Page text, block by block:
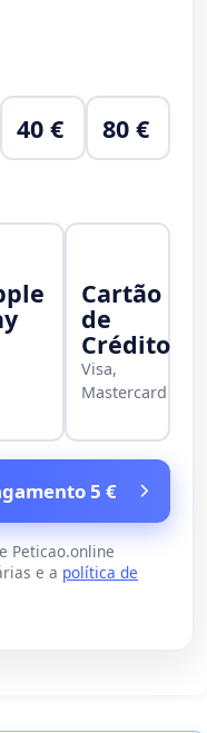
40 € 80 €
Cartão
de
Crédito
Visa,
Mastercard
5 €
Peticao.online
e a política de